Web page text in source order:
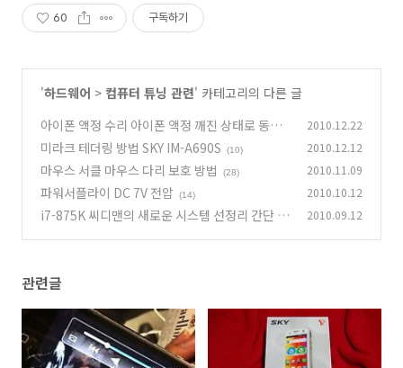
60 구독하기
'하드웨어 > 컴퓨터 튜닝 관련' 카테고리의 다른 글
아이폰 액정 수리 아이폰 액정 깨진 상태로 동작
(14)
2010.12.22
미라크 테더링 방법 SKY IM-A690S (10) 2010.12.12
마우스 서클 마우스 다리 보호 방법 (28) 2010.11.09
파워서플라이 DC 7V 전압 (14) 2010.10.12
i7-875K 씨디맨의 새로운 시스템 선정리 간단 후
2010.09.12
관련글